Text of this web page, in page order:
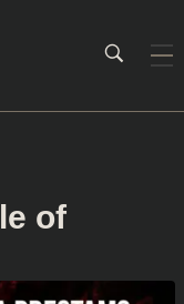
of